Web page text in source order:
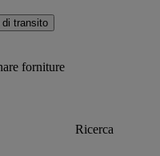
transito
forniture
Ricerca